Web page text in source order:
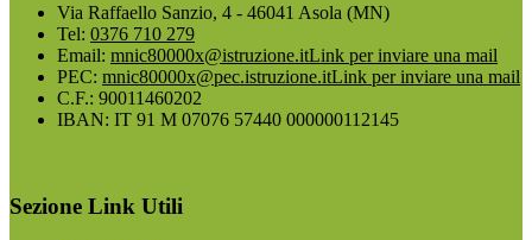
Via Raffaello Sanzio, 4 - 46041 Asola (MN)
Tel: 0376 710 279
Email: mnic80000x@istruzione.itLink per inviare una mail
PEC: mnic80000x@pec.istruzione.itLink per inviare una mail
C.F.: 90011460202
IBAN: IT 91 M 07076 57440 000000112145
Sezione Link Utili